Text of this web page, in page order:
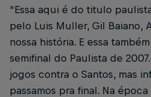
“Essa aqui é do titulo
pelo Luis Muller, Gil Baiano,
nossa história. E essa
semifinal do Paulista de
jogos contra o Santos, mas
passamos pra final. Na